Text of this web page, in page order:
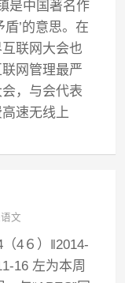
是中国著名作
’的意思。在
联网大会也
网管理最严
，与会代表
速无线上
文
4６）‖2014-
16 左为本周